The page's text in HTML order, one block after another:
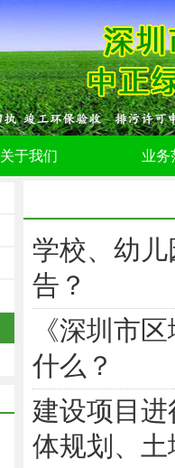
关于我们 业务
学校、幼
告？
《深圳市
什么？
建设项目
体规划、